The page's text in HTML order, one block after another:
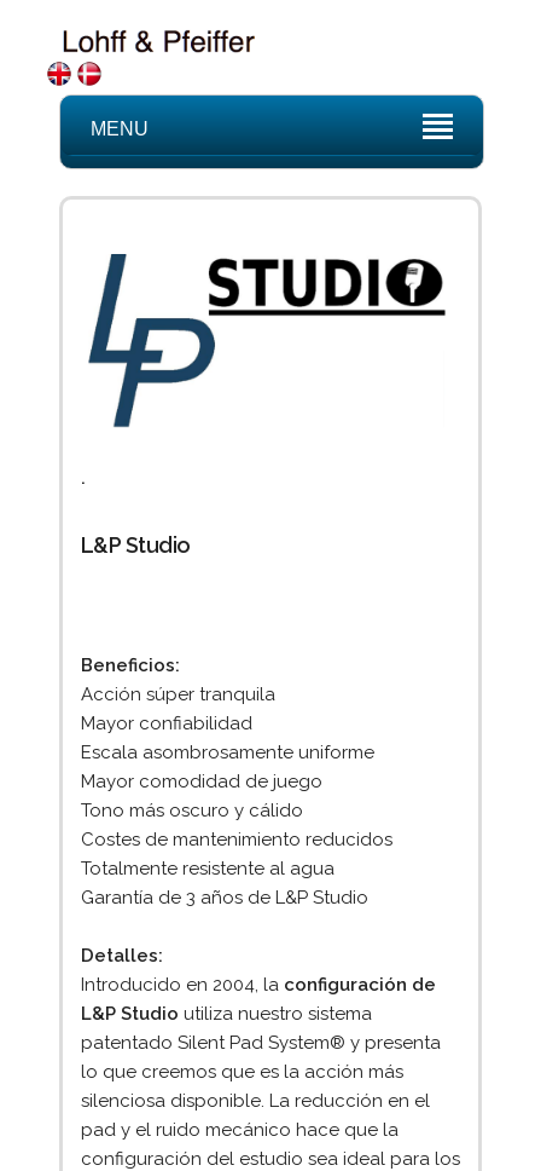
MENU
.
L&P Studio
Beneficios:
Acción súper tranquila
Mayor confiabilidad
Escala asombrosamente uniforme
Mayor comodidad de juego
Tono más oscuro y cálido
Costes de mantenimiento reducidos
Totalmente resistente al agua
Garantía de 3 años de L&P Studio
Detalles:
Introducido en 2004, la configuración de
L&P Studio utiliza nuestro sistema
patentado Silent Pad System® y presenta
lo que creemos que es la acción más
silenciosa disponible. La reducción en el
pad y el ruido mecánico hace que la
configuración del estudio sea ideal para los